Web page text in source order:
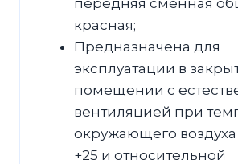
красная;
Предназначена для
эксплуатации в
помещении с
вентиляцией при
окружающего воздуха
+25 и относительной